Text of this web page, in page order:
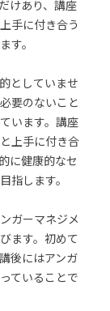
けあり、講座
手に付き合う
す。
としていませ
要のないこと
います。講座
上手に付き合
に健康的なセ
指します。
ガーマネジメ
ます。初めて
後にはアンガ
ていることで